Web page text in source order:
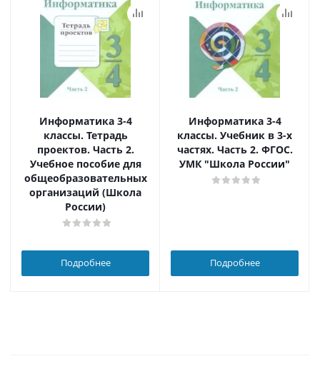
Информатика 3-4
классы. Тетрадь
проектов. Часть 2.
Учебное пособие для
общеобразовательных
организаций (Школа
России)
Подробнее
Информатика 3-4
классы. Учебник в 3-х
частях. Часть 2. ФГОС.
УМК "Школа России"
Подробнее